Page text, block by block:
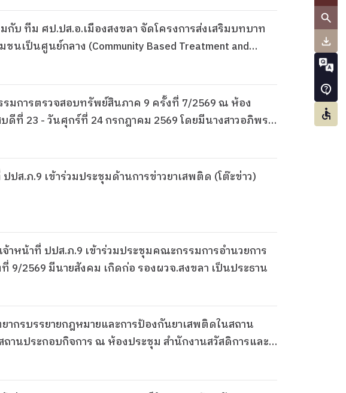
บ ทีม ศป.ปส.อ.เมืองสงขลา จัดโครงการส่งเสริมบทบาท
ป็นศูนย์กลาง (Community Based Treatment and
มการตรวจสอบทรัพย์สินภาค 9 ครั้งที่ 7/2569 ณ ห้อง
ดีที่ 23 - วันศุกร์ที่ 24 กรกฎาคม 2569 โดยมีนางสาวอภิพร
ส.ภ.9 เข้าร่วมประชุมด้านการข่าวยาเสพติด (โต๊ะข่าว)
จ้าหน้าที่ ปปส.ภ.9 เข้าร่วมประชุมคณะกรรมการอำนวยการ
2569 มีนายสังคม เกิดก่อ รองผวจ.สงขลา เป็นประธาน
ากรบรรยายกฎหมายและการป้องกันยาเสพติดในสถาน
านประกอบกิจการ ณ ห้องประชุม สำนักงานสวัสดิการและ